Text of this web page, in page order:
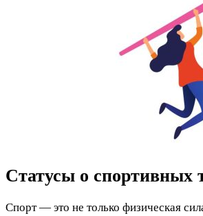
Статусы о спортивных
Спорт — это не только физическая